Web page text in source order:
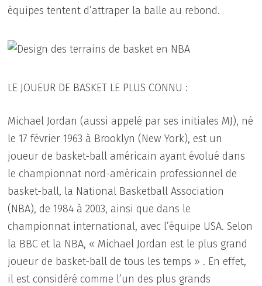
équipes tentent d’attraper la balle au rebond.
LE JOUEUR DE BASKET LE PLUS CONNU :
Michael Jordan (aussi appelé par ses initiales MJ), né
le 17 février 1963 à Brooklyn (New York), est un
joueur de basket-ball américain ayant évolué dans
le championnat nord-américain professionnel de
basket-ball, la National Basketball Association
(NBA), de 1984 à 2003, ainsi que dans le
championnat international, avec l’équipe USA. Selon
la BBC et la NBA, « Michael Jordan est le plus grand
joueur de basket-ball de tous les temps » . En effet,
il est considéré comme l’un des plus grands